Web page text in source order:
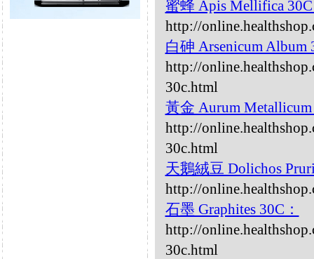
蜜蜂 Apis Mellifica
http://
白砷 Arsenicum Album
http://
30c.html
黃金 Aurum
http://
30c.html
天鵝絨豆 Dolichos
http://
石墨 Graphites 30C：
http://
30c.html